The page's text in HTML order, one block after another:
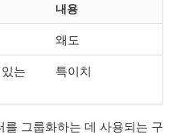
내용
왜도
는
특이치
그룹화하는 데 사용되는 구